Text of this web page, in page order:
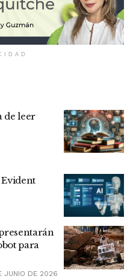
de leer
para
JUNIO DE 2026